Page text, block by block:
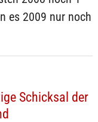
es 2009 nur noch
Schicksal der